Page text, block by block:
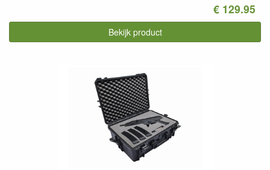
€ 129.95
Bekijk product